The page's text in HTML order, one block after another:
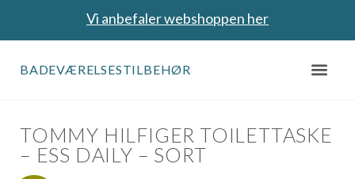
Vi anbefaler webshoppen her
BADEVÆRELSESTILBEHØR
TOMMY HILFIGER TOILETTASKE
– ESS DAILY – SORT